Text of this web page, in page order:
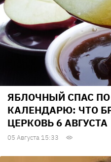
ЯБЛОЧНЫЙ СПАС
КАЛЕНДАРЮ: ЧТО
ЦЕРКОВЬ 6 АВГУСТА
05 Августа 15:33